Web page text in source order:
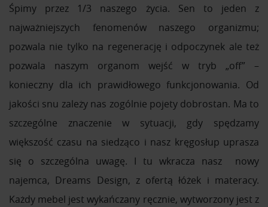
Śpimy przez 1/3 naszego życia. Sen to jeden z
najważniejszych fenomenów naszego organizmu;
pozwala nie tylko na regenerację i odpoczynek ale też
pozwala naszym organom wejść w tryb „off” –
konieczny dla ich prawidłowego funkcjonowania. Od
jakości snu zależy nas zogólnie pojety dobrostan. Ma to
szczególne znaczenie w sytuacji, gdy spędzamy
większość czasu na siedząco i nasz kręgosłup uprasza
się o szczególna uwagę. I tu wkracza nasz nowy
najemca, Dreams Design, z ofertą łóżek i materacy.
Każdy mebel jest wykańczany ręcznie, wytworzony jest z